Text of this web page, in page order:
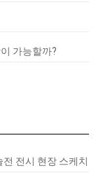
가능할까?
전시 현장 스케치